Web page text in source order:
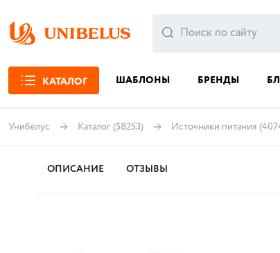
КАТАЛОГ ШАБЛОНЫ БРЕНДЫ
Унибелус Каталог (58253) Источники питания
ОПИСАНИЕ ОТЗЫВЫ